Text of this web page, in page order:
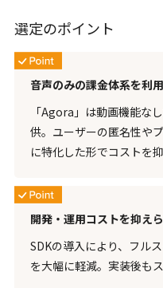
選定のポイント
音声のみの課金体系を利
「Agora」は動画機能な
供。ユーザーの匿名性や
に特化した形でコストを
開発・運用コストを抑え
SDKの導入により、フル
を大幅に軽減。実装後も